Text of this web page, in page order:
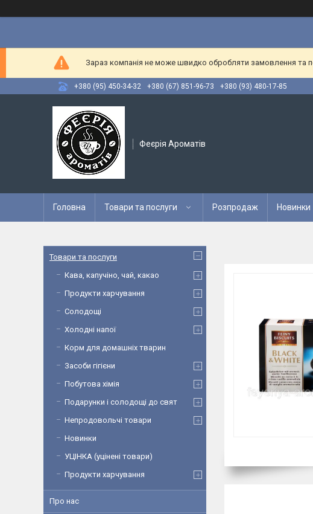
Зараз компанія не може швидко обробляти замовлення та
+380 (95) 450-34-32 +380 (67) 851-96-73 +380 (93) 480-17-85
Феєрія Ароматів
Головна Товари та послуги Розпродаж Новинки
Товари та послуги
Кава, капучіно, чай, какао
Продукти харчування
Солодощі
Холодні напої
Корм для домашніх тварин
Засоби гігієни
Побутова хімія
Подарунки і солодощі до свят
Непродовольчі товари
Новинки
УЦІНКА (уцінені товари)
Продукти харчування
Про нас